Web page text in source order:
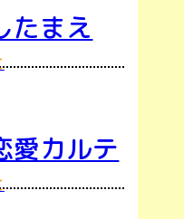
たまえ
愛カルテ